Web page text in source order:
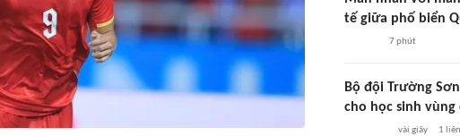
tế giữa phố biển
7 phút
Bộ đội Trường
cho học sinh vùng
vài giây 1